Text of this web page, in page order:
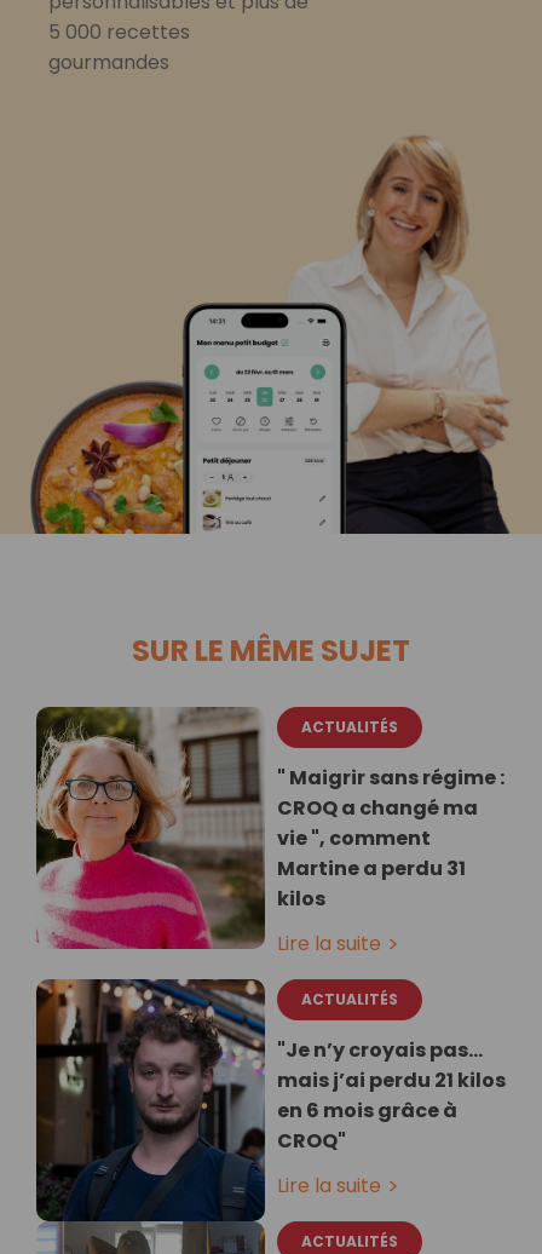
5 000 recettes
gourmandes
SUR LE MÊME SUJET
ACTUALITÉS
" Maigrir sans régime :
CROQ a changé ma
vie ", comment
Martine a perdu 31
kilos
Lire la suite
ACTUALITÉS
"Je n’y croyais pas…
mais j’ai perdu 21 kilos
en 6 mois grâce à
CROQ"
Lire la suite
ACTUALITÉS